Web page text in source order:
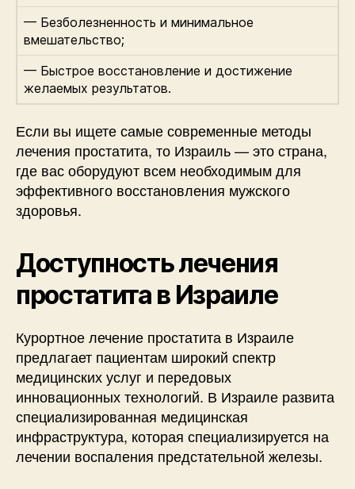
— Безболезненность и минимальное
вмешательство;
— Быстрое восстановление и достижение
желаемых результатов.
Если вы ищете самые современные методы
лечения простатита, то Израиль — это страна,
где вас оборудуют всем необходимым для
эффективного восстановления мужского
здоровья.
Доступность лечения
простатита в Израиле
Курортное лечение простатита в Израиле
предлагает пациентам широкий спектр
медицинских услуг и передовых
инновационных технологий. В Израиле развита
специализированная медицинская
инфраструктура, которая специализируется на
лечении воспаления предстательной железы.